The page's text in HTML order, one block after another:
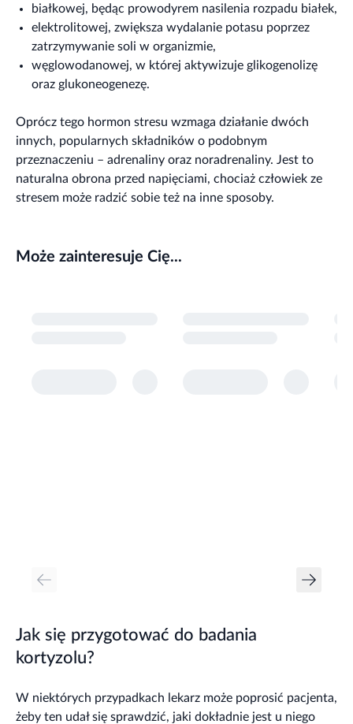
białkowej, będąc prowodyrem nasilenia rozpadu białek,
elektrolitowej, zwiększa wydalanie potasu poprzez
zatrzymywanie soli w organizmie,
węglowodanowej, w której aktywizuje glikogenolizę
oraz glukoneogenezę.
Oprócz tego hormon stresu wzmaga działanie dwóch
innych, popularnych składników o podobnym
przeznaczeniu – adrenaliny oraz noradrenaliny. Jest to
naturalna obrona przed napięciami, chociaż człowiek ze
stresem może radzić sobie też na inne sposoby.
Może zainteresuje Cię...
Jak się przygotować do badania
kortyzolu?
W niektórych przypadkach lekarz może poprosić pacjenta,
żeby ten udał się sprawdzić, jaki dokładnie jest u niego